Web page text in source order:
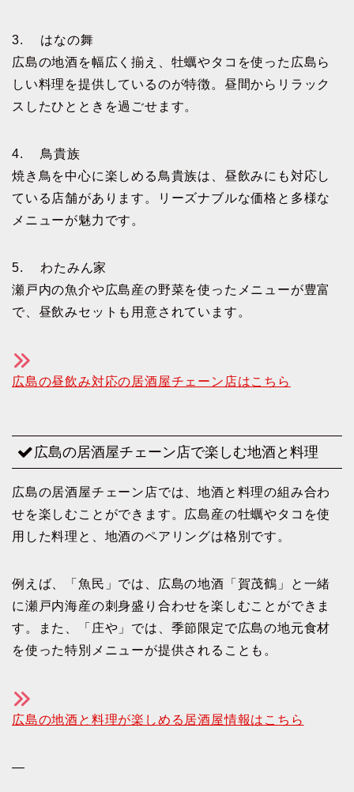
3. はなの舞
広島の地酒を幅広く揃え、牡蠣やタコを使った広島ら
しい料理を提供しているのが特徴。昼間からリラック
スしたひとときを過ごせます。
4. 鳥貴族
焼き鳥を中心に楽しめる鳥貴族は、昼飲みにも対応し
ている店舗があります。リーズナブルな価格と多様な
メニューが魅力です。
5. わたみん家
瀬戸内の魚介や広島産の野菜を使ったメニューが豊富
で、昼飲みセットも用意されています。
広島の昼飲み対応の居酒屋チェーン店はこちら
広島の居酒屋チェーン店で楽しむ地酒と料理
広島の居酒屋チェーン店では、地酒と料理の組み合わ
せを楽しむことができます。広島産の牡蠣やタコを使
用した料理と、地酒のペアリングは格別です。
例えば、「魚民」では、広島の地酒「賀茂鶴」と一緒
に瀬戸内海産の刺身盛り合わせを楽しむことができま
す。また、「庄や」では、季節限定で広島の地元食材
を使った特別メニューが提供されることも。
広島の地酒と料理が楽しめる居酒屋情報はこちら
—